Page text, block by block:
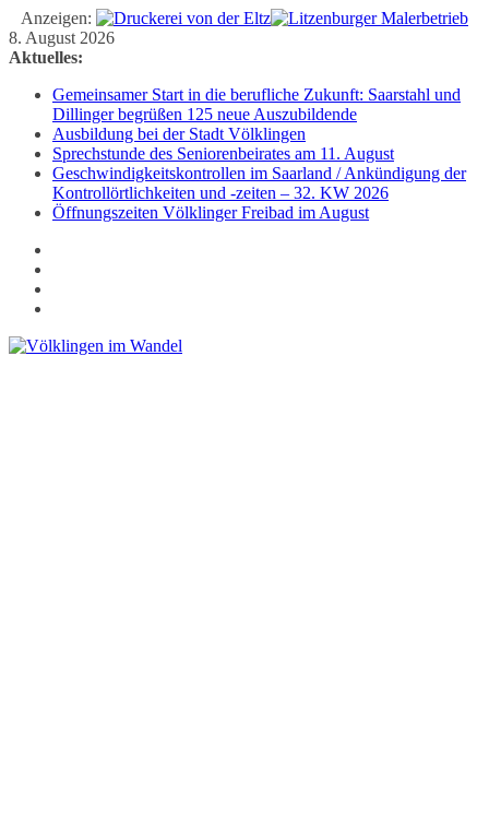
Anzeigen:
Zum
Inhalt
8. August 2026
Aktuelles:
Gemeinsamer Start in die berufliche Zukunft: Saarstahl und
Dillinger begrüßen 125 neue Auszubildende
Ausbildung bei der Stadt Völklingen
Sprechstunde des Seniorenbeirates am 11. August
Geschwindigkeitskontrollen im Saarland / Ankündigung der
Kontrollörtlichkeiten und -zeiten – 32. KW 2026
Öffnungszeiten Völklinger Freibad im August